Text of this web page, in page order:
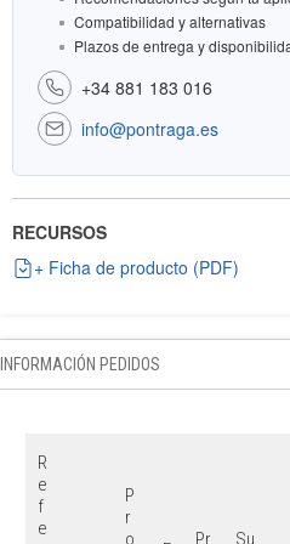
Compatibilidad y alternativas
Plazos de entrega y
+34 881 183 016
info@pontraga.es
RECURSOS
+ Ficha de producto (PDF)
INFORMACIÓN PEDIDOS
R
e
f
e
P
r
o
Pr
Su